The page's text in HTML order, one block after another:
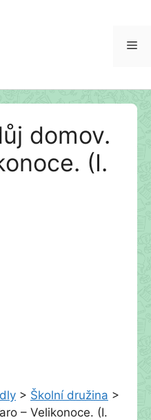
domov.
(I.
> Školní družina >
– Velikonoce. (I.